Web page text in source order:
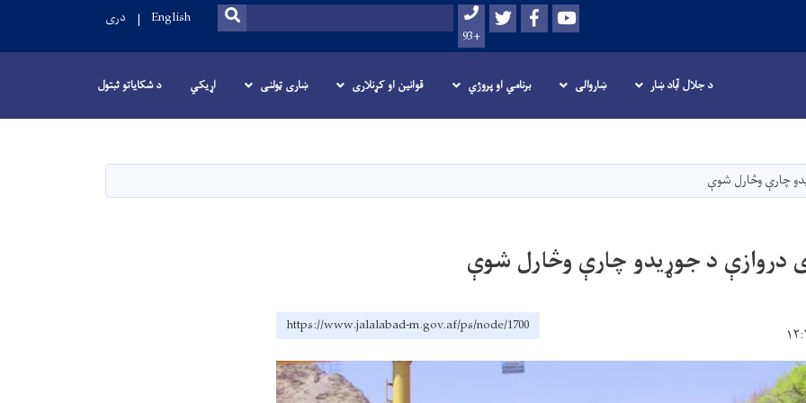
Youtube
Facebook
Twitter
+93
لټون SEARCH
English دری
د جلال آباد ښار ښاروالی برنامي او پروژي قوانین او کړنلاری ښاری ټولنی اړیکي د شکایاتو ثبتول
چارې وڅارل شوې
دروازې د جوړیدو چارې وڅارل شوې
https://www.jalalabad-m.gov.af/ps/node/1700